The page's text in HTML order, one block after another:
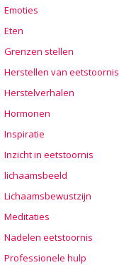
Emoties
Eten
Grenzen stellen
Herstellen van eetstoornis
Herstelverhalen
Hormonen
Inspiratie
Inzicht in eetstoornis
lichaamsbeeld
Lichaamsbewustzijn
Meditaties
Nadelen eetstoornis
Professionele hulp